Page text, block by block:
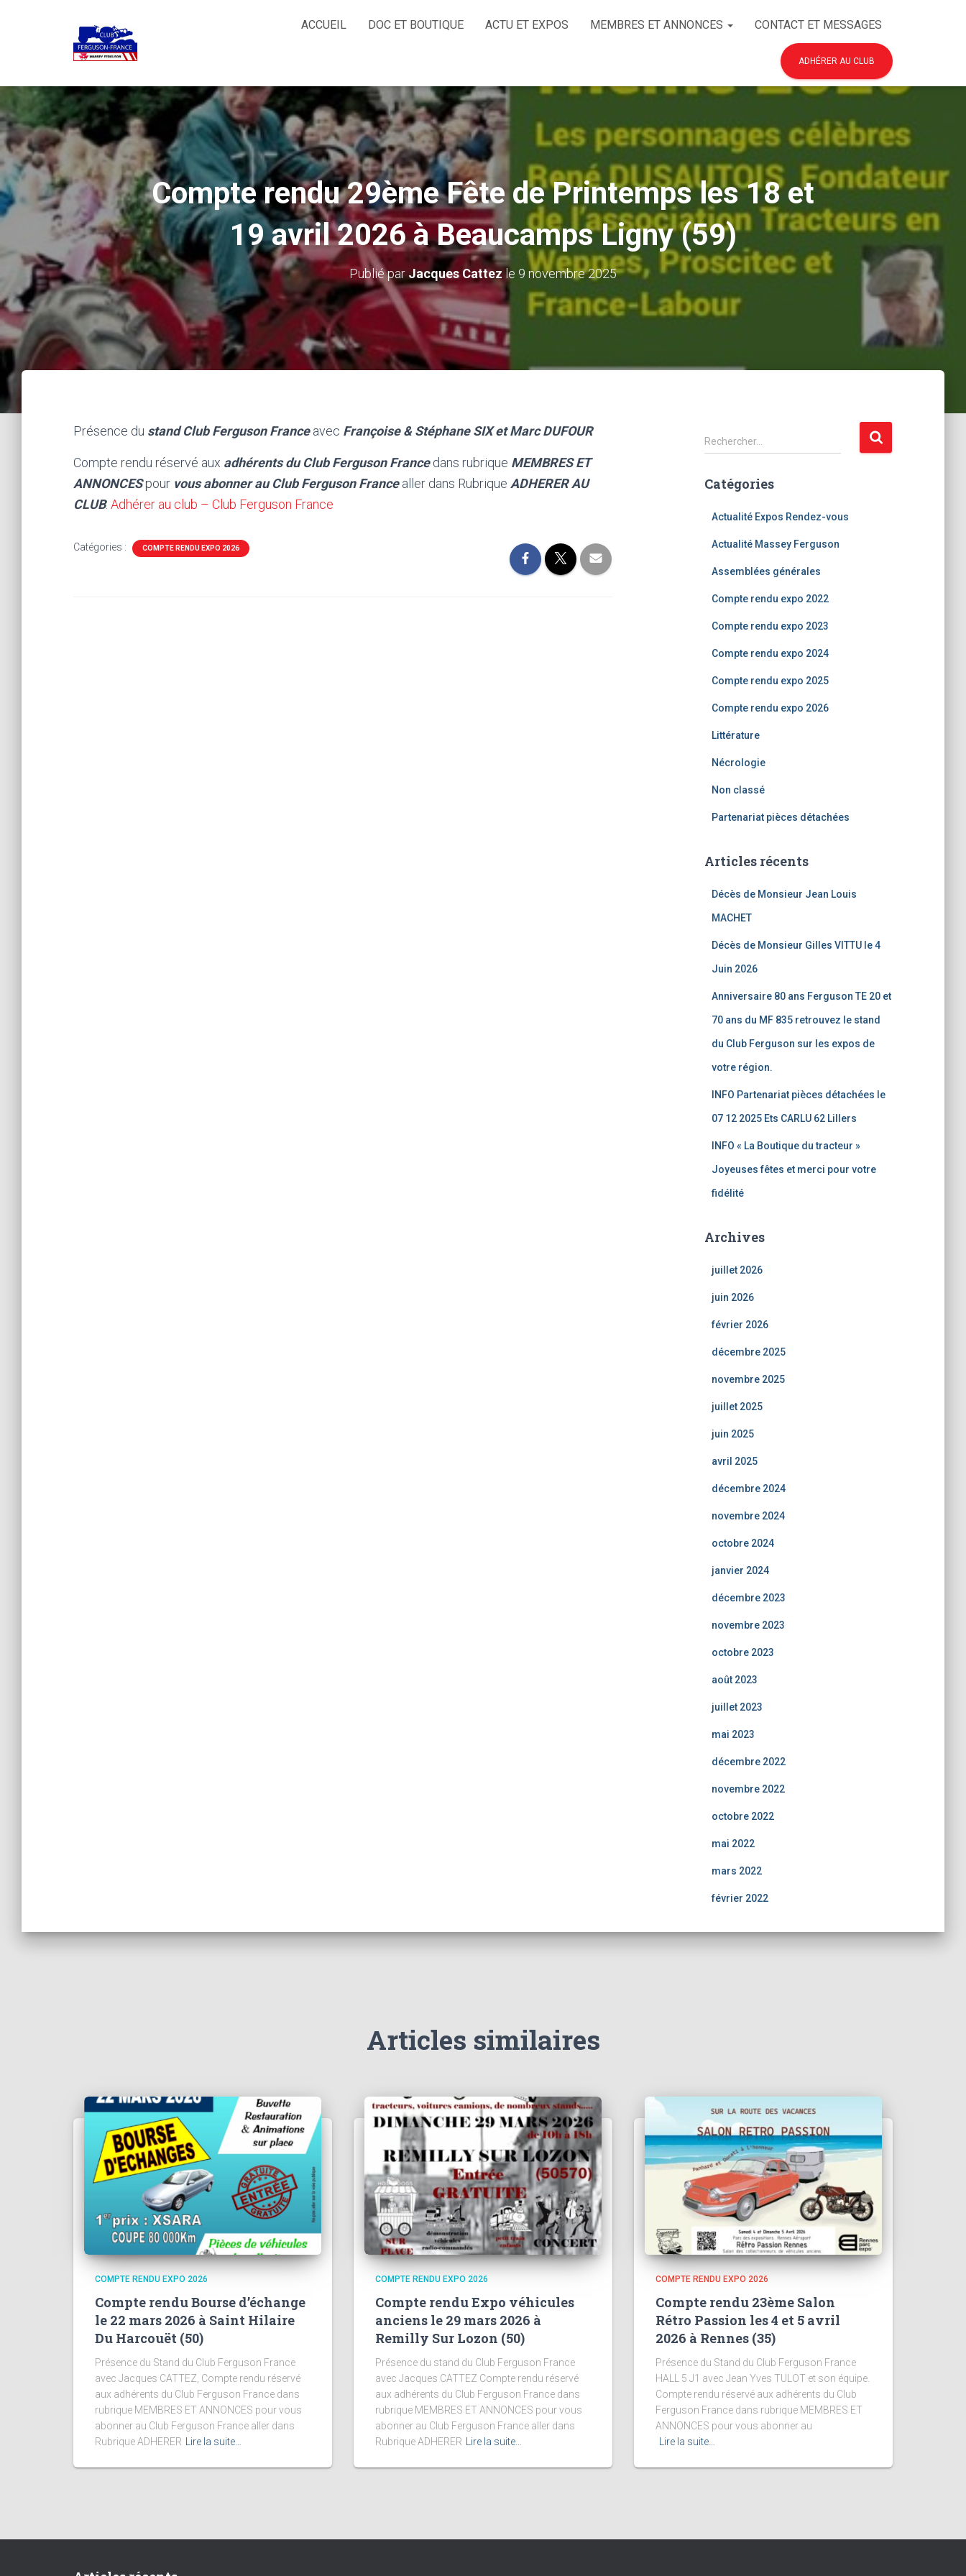
ACCUEIL DOC ET BOUTIQUE ACTU ET EXPOS MEMBRES ET ANNONCES CONTACT ET MESSAGES
ADHÉRER AU CLUB
Compte rendu 29ème Fête de Printemps les 18 et
19 avril 2026 à Beaucamps Ligny (59)
Publié parJacques Cattezle 9 novembre 2025
Présence du stand Club Ferguson Franceavec Françoise & Stéphane SIX et Marc DUFOUR
Compte rendu réservé aux adhérents du Club Ferguson Francedans rubrique MEMBRES ET
ANNONCESpour vous abonner au Club Ferguson Francealler dans Rubrique ADHERER AU
CLUB: Adhérer au club – Club Ferguson France
Catégories : COMPTE RENDU EXPO 2026
R
e
h
Rechercher…
Catégories
Actualité Expos Rendez-vous
Actualité Massey Ferguson
Assemblées générales
Compte rendu expo 2022
Compte rendu expo 2023
Compte rendu expo 2024
Compte rendu expo 2025
Compte rendu expo 2026
Littérature
Nécrologie
Non classé
Partenariat pièces détachées
Articles récents
Décès de Monsieur Jean Louis
MACHET
Décès de Monsieur Gilles VITTU le 4
Juin 2026
Anniversaire 80 ans Ferguson TE 20 et
70 ans du MF 835 retrouvez le stand
du Club Ferguson sur les expos de
votre région.
INFO Partenariat pièces détachées le
07 12 2025 Ets CARLU 62 Lillers
INFO « La Boutique du tracteur »
Joyeuses fêtes et merci pour votre
fidélité
Archives
juillet 2026
juin 2026
février 2026
décembre 2025
novembre 2025
juillet 2025
juin 2025
avril 2025
décembre 2024
novembre 2024
octobre 2024
janvier 2024
décembre 2023
novembre 2023
octobre 2023
août 2023
juillet 2023
mai 2023
décembre 2022
novembre 2022
octobre 2022
mai 2022
mars 2022
février 2022
Articles similaires
COMPTE RENDU EXPO 2026
Compte rendu Bourse d’échange
le 22 mars 2026 à Saint Hilaire
Du Harcouët (50)
Présence du Stand du Club Ferguson France
avec Jacques CATTEZ, Compte rendu réservé
aux adhérents du Club Ferguson France dans
rubrique MEMBRES ET ANNONCES pour vous
abonner au Club Ferguson France aller dans
Rubrique ADHERER
Lire la suite…
COMPTE RENDU EXPO 2026
Compte rendu Expo véhicules
anciens le 29 mars 2026 à
Remilly Sur Lozon (50)
Présence du stand du Club Ferguson France
avec Jacques CATTEZ Compte rendu réservé
aux adhérents du Club Ferguson France dans
rubrique MEMBRES ET ANNONCES pour vous
abonner au Club Ferguson France aller dans
Rubrique ADHERER
Lire la suite…
COMPTE RENDU EXPO 2026
Compte rendu 23ème Salon
Rétro Passion les 4 et 5 avril
2026 à Rennes (35)
Présence du Stand du Club Ferguson France
HALL 5 J1 avec Jean Yves TULOT et son équipe.
Compte rendu réservé aux adhérents du Club
Ferguson France dans rubrique MEMBRES ET
ANNONCES pour vous abonner au
Lire la suite…